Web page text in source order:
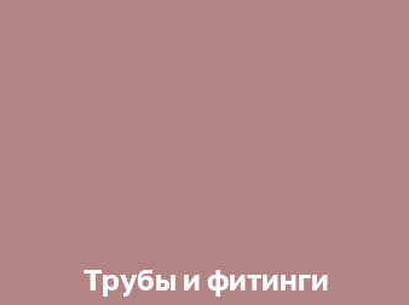
Трубы и фитинги